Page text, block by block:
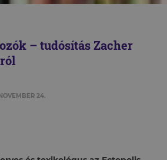
– tudósítás Zacher
24.